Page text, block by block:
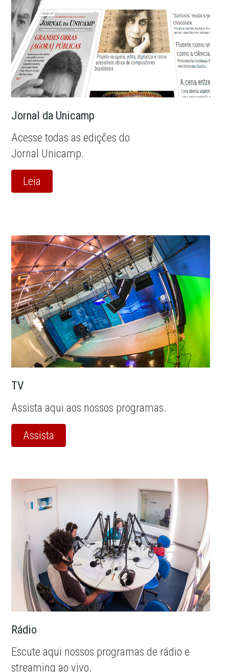
Jornal da Unicamp
Acesse todas as edições do
Jornal Unicamp.
Leia
TV
Assista aqui aos nossos programas.
Assista
Rádio
Escute aqui nossos programas de rádio e
streaming ao vivo.